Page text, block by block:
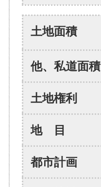
土地面積
他、私道面積
土地権利
地 目
都市計画